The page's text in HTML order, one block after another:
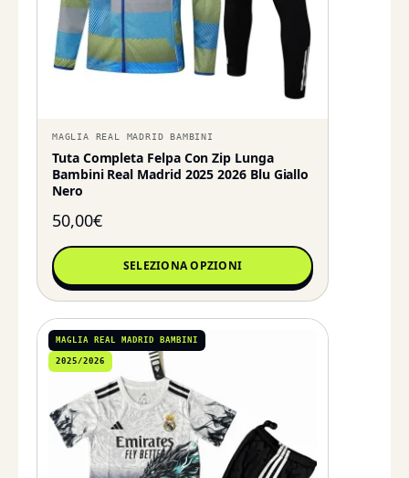
MAGLIA REAL MADRID BAMBINI
Tuta Completa Felpa Con Zip Lunga
Bambini Real Madrid 2025 2026 Blu Giallo
Nero
50,00€
SELEZIONA OPZIONI
MAGLIA REAL MADRID BAMBINI
2025/2026